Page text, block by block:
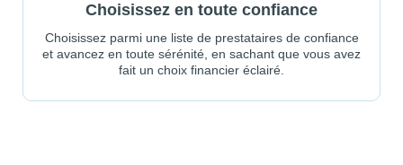
Choisissez en toute confiance
Choisissez parmi une liste de prestataires de confiance
et avancez en toute sérénité, en sachant que vous avez
fait un choix financier éclairé.